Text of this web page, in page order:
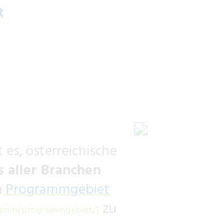
es, österreichische
aller Branchen
Programmgebiet
zu